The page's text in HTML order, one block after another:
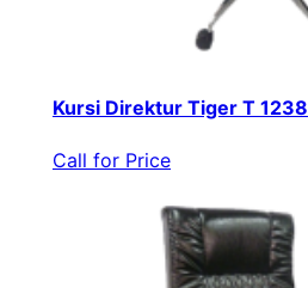
Kursi Direktur Tiger T 1238
Call for Price